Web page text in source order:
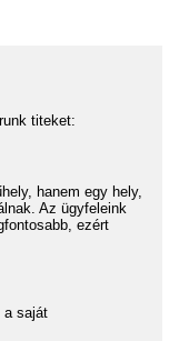
titeket:
hanem egy hely,
Az ügyfeleink
ezért
a saját